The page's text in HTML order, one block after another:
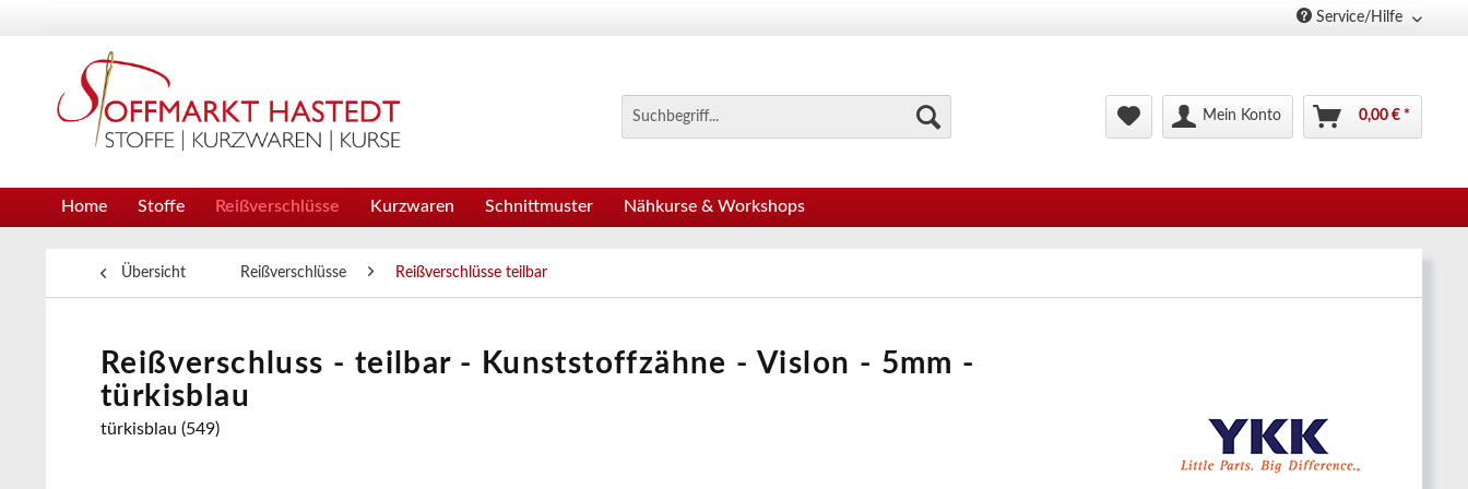
Service/Hilfe
Mein Konto 0,00 € *
Home Stoffe Reißverschlüsse Kurzwaren Schnittmuster Nähkurse & Workshops
Übersicht Reißverschlüsse Reißverschlüsse teilbar
Reißverschluss - teilbar - Kunststoffzähne - Vislon - 5mm -
türkisblau
türkisblau (549)